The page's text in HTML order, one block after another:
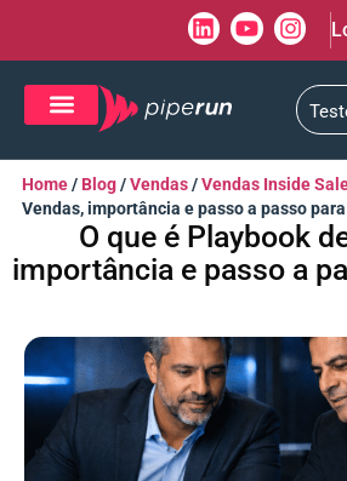
Home/ Blog/Vendas/Vendas Inside
Vendas, importância e passo a passo
O que é Playbook
importância e passo a